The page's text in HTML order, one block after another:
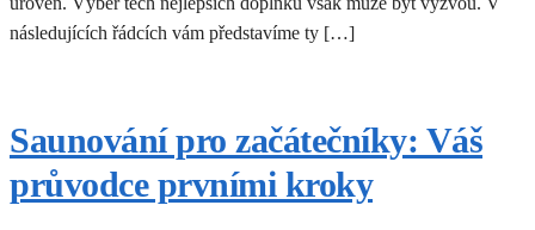
následujících řádcích vám představíme ty […]
Saunování pro začátečníky: Váš
průvodce prvními kroky